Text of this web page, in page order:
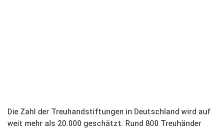
Die Zahl der Treuhandstiftungen in Deutschland wird auf
weit mehr als 20.000 geschätzt. Rund 800 Treuhänder